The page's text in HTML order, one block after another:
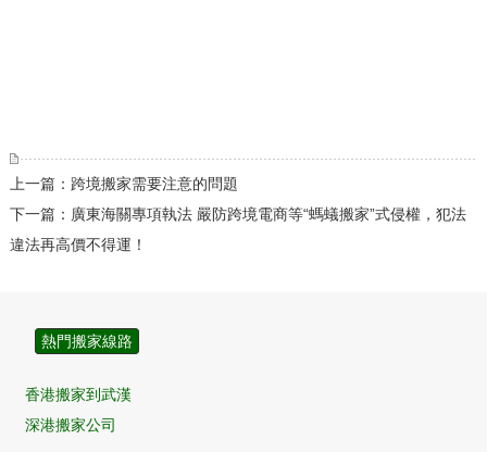
上一篇：跨境搬家需要注意的問題
下一篇：廣東海關專項執法 嚴防跨境電商等“螞蟻搬家”式侵權，犯法
違法再高價不得運！
熱門搬家線路
香港搬家到武漢
深港搬家公司